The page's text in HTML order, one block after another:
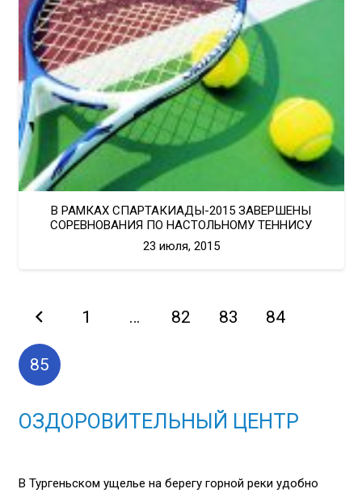
В РАМКАХ СПАРТАКИАДЫ-2015 ЗАВЕРШЕНЫ
СОРЕВНОВАНИЯ ПО НАСТОЛЬНОМУ ТЕННИСУ
23 июля, 2015
1 … 82 83 84
85
ОЗДОРОВИТЕЛЬНЫЙ ЦЕНТР
В Тургеньском ущелье на берегу горной реки удобно